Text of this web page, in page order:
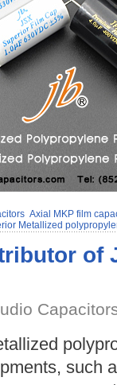
Axial MKP film
Metallized
of
such